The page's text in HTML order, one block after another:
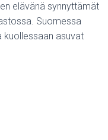
elävänä synnyttämät
Suomessa
kuollessaan asuvat